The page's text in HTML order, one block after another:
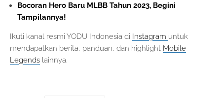
Bocoran Hero Baru MLBB Tahun 2023, Begini
Tampilannya!
Ikuti kanal resmi YODU Indonesia di Instagram untuk
mendapatkan berita, panduan, dan highlight Mobile
Legends lainnya.